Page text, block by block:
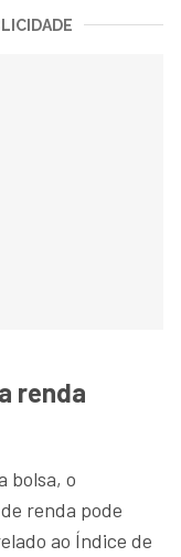
renda
bolsa, o
renda pode
ao Índice de